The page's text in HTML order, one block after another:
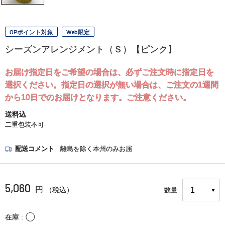
OPポイント対象 Web限定
シーズンアレンジメント（Ｓ）【ピンク】
お届け指定日をご希望の場合は、必ずご注文時に指定日を
選択ください。指定日の選択が無い場合は、ご注文の1週間
から10日でのお届けとなります。ご注意ください。
送料込
二重包装不可
配送コメント 離島を除く本州のみお届
5,060 円 （税込） 数量
在庫 〇